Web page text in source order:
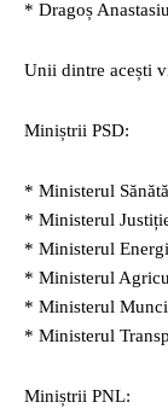
* Dragoș
Unii dintre acești
Miniștrii PSD:
* Ministerul
* Ministerul
* Ministerul
* Ministerul
* Ministerul
* Ministerul
Miniștrii PNL: